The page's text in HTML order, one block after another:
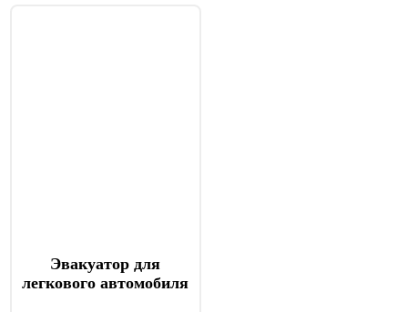
Эвакуатор для
легкового автомобиля